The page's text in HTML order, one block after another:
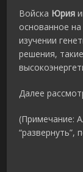
Войска Юрия
основанное
изучении
решения,
Далее
(Примечание:
“развернуть”,